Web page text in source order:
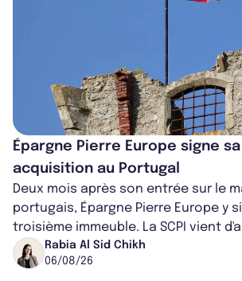
Épargne Pierre Europe signe
acquisition au Portugal
Deux mois après son entrée sur le
portugais, Épargne Pierre Europe y
troisième immeuble. La SCPI vient
dans le centre du pays, un établis...
Rabia Al Sid Chikh
06/08/26